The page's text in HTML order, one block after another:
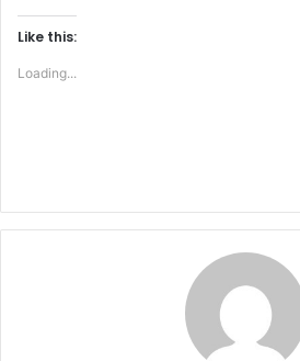
Like this:
Loading...